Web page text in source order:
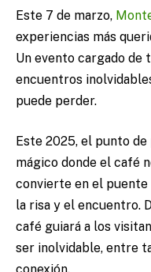
Este 7 de marzo,
experiencias más
Un evento cargado de
encuentros
puede perder.
Este 2025, el punto
mágico donde el café
convierte en el
la risa y el encuentro.
café guiará a los
ser inolvidable, entre